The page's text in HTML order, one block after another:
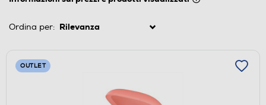
Ordina per:
OUTLET